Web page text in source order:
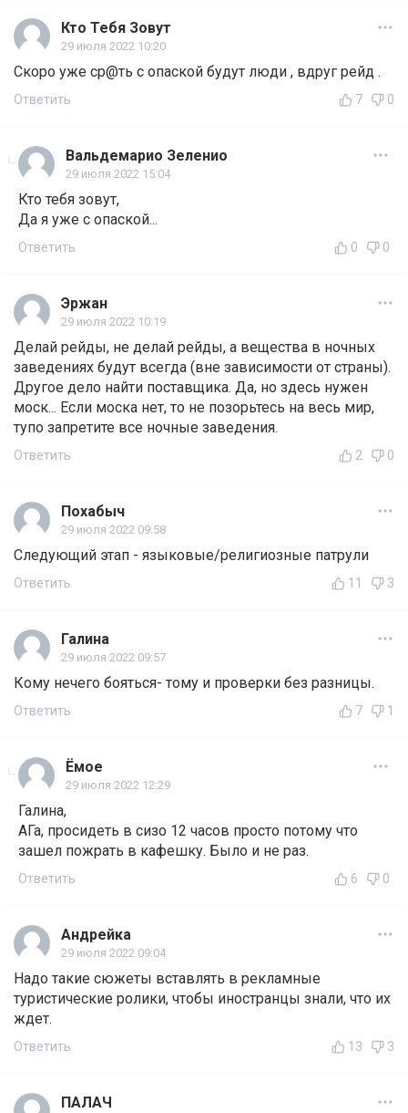
Кто Тебя Зовут
29 июля 2022 10:20
Скоро уже ср@ть с опаской будут люди , вдруг рейд .
Ответить 7 0
Вальдемарио Зеленио
29 июля 2022 15:04
Кто тебя зовут,
Да я уже с опаской...
Ответить 0 0
Эржан
29 июля 2022 10:19
Делай рейды, не делай рейды, а вещества в ночных
заведениях будут всегда (вне зависимости от страны).
Другое дело найти поставщика. Да, но здесь нужен
моск... Если моска нет, то не позорьтесь на весь мир,
тупо запретите все ночные заведения.
Ответить 2 0
Похабыч
29 июля 2022 09:58
Следующий этап - языковые/религиозные патрули
Ответить 11 3
Галина
29 июля 2022 09:57
Кому нечего бояться- тому и проверки без разницы.
Ответить 7 1
Ёмое
29 июля 2022 12:29
Галина,
АГа, просидеть в сизо 12 часов просто потому что
зашел пожрать в кафешку. Было и не раз.
Ответить 6 0
Андрейка
29 июля 2022 09:04
Надо такие сюжеты вставлять в рекламные
туристические ролики, чтобы иностранцы знали, что их
ждет.
Ответить 13 3
ПАЛАЧ